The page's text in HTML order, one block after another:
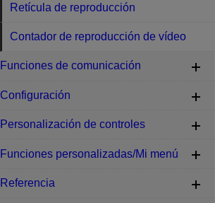
Retícula de reproducción
Contador de reproducción de vídeo
Funciones de comunicación
Configuración
Personalización de controles
Funciones personalizadas/Mi menú
Referencia